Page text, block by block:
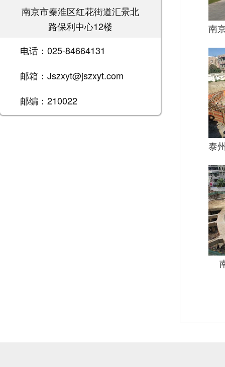
南京市秦淮区红花街道汇景北
路保利中心12楼
电话：025-84664131
邮箱：Jszxyt@jszxyt.com
邮编：210022